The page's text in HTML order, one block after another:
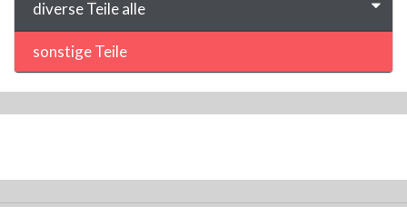
diverse Teile alle
sonstige Teile